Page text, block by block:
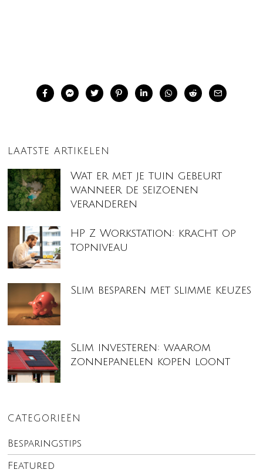
LAATSTE ARTIKELEN
Wat er met je tuin gebeurt
wanneer de seizoenen
veranderen
HP Z Workstation: kracht op
topniveau
Slim besparen met slimme keuzes
Slim investeren: waarom
zonnepanelen kopen loont
CATEGORIEËN
Besparingstips
Featured